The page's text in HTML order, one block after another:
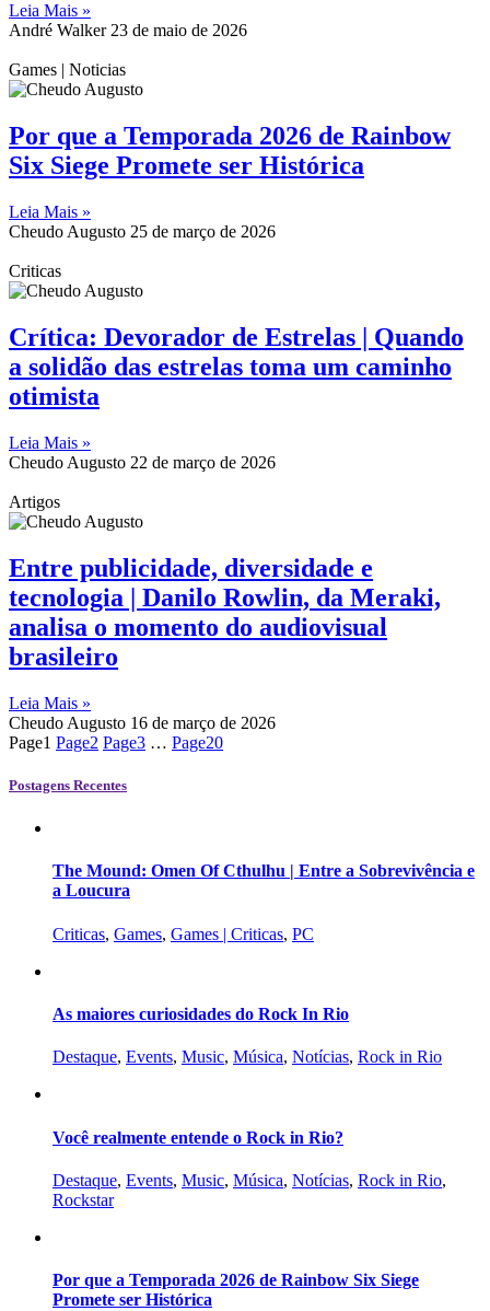
Leia Mais »
André Walker23 de maio de 2026
Games | Noticias
Por que a Temporada 2026 de Rainbow
Six Siege Promete ser Histórica
Leia Mais »
Cheudo Augusto 25 de março de 2026
Criticas
Crítica: Devorador de Estrelas | Quando
a solidão das estrelas toma um caminho
otimista
Leia Mais »
Cheudo Augusto 22 de março de 2026
Artigos
Entre publicidade, diversidade e
tecnologia | Danilo Rowlin, da Meraki,
analisa o momento do audiovisual
brasileiro
Leia Mais »
Cheudo Augusto 16 de março de 2026
Page1 Page2 Page3 … Page20
Postagens Recentes
The Mound: Omen Of Cthulhu | Entre a Sobrevivência e
a Loucura
Criticas, Games, Games | Criticas, PC
As maiores curiosidades do Rock In Rio
Destaque, Events, Music, Música, Notícias, Rock in Rio
Você realmente entende o Rock in Rio?
Destaque, Events, Music, Música, Notícias, Rock in Rio,
Rockstar
Por que a Temporada 2026 de Rainbow Six Siege
Promete ser Histórica